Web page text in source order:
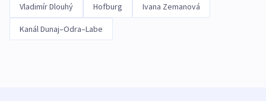
Vladimír Dlouhý Hofburg Ivana Zemanová
Kanál Dunaj–Odra–Labe